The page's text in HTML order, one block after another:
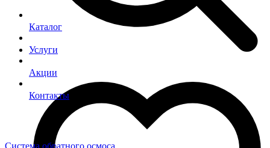
Каталог
Услуги
Акции
Контакты
Система обратного осмоса